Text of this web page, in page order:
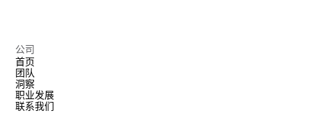
公司
首页
团队
洞察
职业发展
联系我们